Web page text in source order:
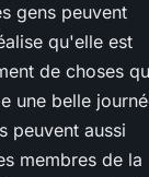
gens peuvent
qu'elle est
de choses
une belle
peuvent aussi
membres de la